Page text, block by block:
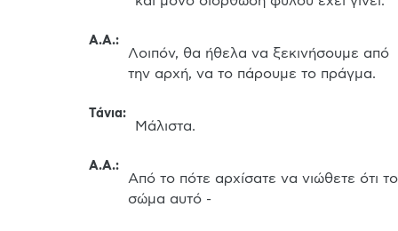
Α.Α.:
Λοιπόν, θα ήθελα να ξεκινήσουμε από
την αρχή, να το πάρουμε το πράγμα.
Τάνια:
Μάλιστα.
Α.Α.:
Από το πότε αρχίσατε να νιώθετε ότι το
σώμα αυτό -